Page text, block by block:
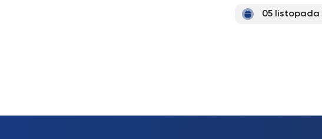
05 listopada